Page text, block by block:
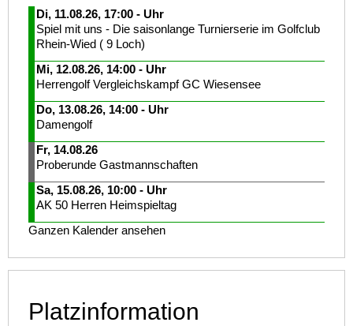
Di, 11.08.26, 17:00 - Uhr
Spiel mit uns - Die saisonlange Turnierserie im Golfclub
Rhein-Wied ( 9 Loch)
Mi, 12.08.26, 14:00 - Uhr
Herrengolf Vergleichskampf GC Wiesensee
Do, 13.08.26, 14:00 - Uhr
Damengolf
Fr, 14.08.26
Proberunde Gastmannschaften
Sa, 15.08.26, 10:00 - Uhr
AK 50 Herren Heimspieltag
Ganzen Kalender ansehen
Platzinformation